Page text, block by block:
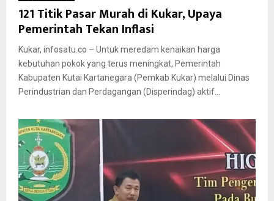
121 Titik Pasar Murah di Kukar, Upaya
Pemerintah Tekan Inflasi
Kukar, infosatu.co – Untuk meredam kenaikan harga
kebutuhan pokok yang terus meningkat, Pemerintah
Kabupaten Kutai Kartanegara (Pemkab Kukar) melalui Dinas
Perindustrian dan Perdagangan (Disperindag) aktif...